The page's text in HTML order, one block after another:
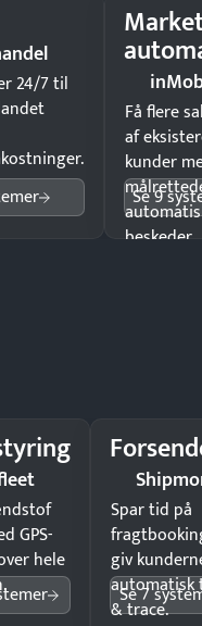
24/7 til
Få flere
af
kunder
beskeder.
Se 9
GPS-
hele
Spar tid på
giv
automatisk
& trace.
Se 7